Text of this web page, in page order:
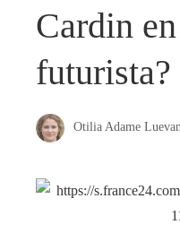
Cardin
futurista?
Otilia Adame